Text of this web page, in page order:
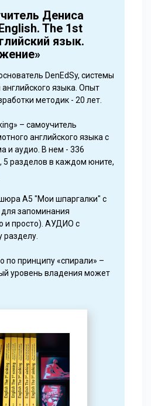
Дениса
The 1st
язык.
DenEdSy, системы
английского языка. Опыт
методик - 20 лет.
– самоучитель
английского языка с
и аудио. В нем - 336
5 разделов в каждом юните,
А5 "Мои шпаргалки" с
запоминания
и просто). АУДИО с
разделу.
по принципу «спирали» –
уровень владения может